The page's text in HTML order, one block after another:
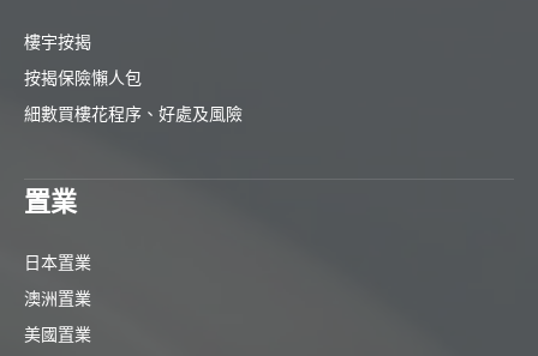
樓宇按揭
按揭保險懶人包
細數買樓花程序、好處及風險
置業
日本置業
澳洲置業
美國置業